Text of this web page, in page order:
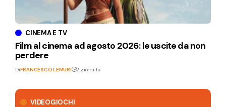
VIDEOGIOCHI
CINEMA E TV
Film al cinema ad agosto 2026: le uscite da non
perdere
DiFRANCESCO LEMURI 2 giorni fa